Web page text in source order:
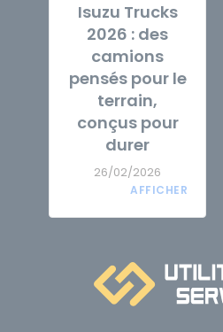
Isuzu Trucks
2026 : des
camions
pensés pour le
terrain,
conçus pour
durer
26/02/2026